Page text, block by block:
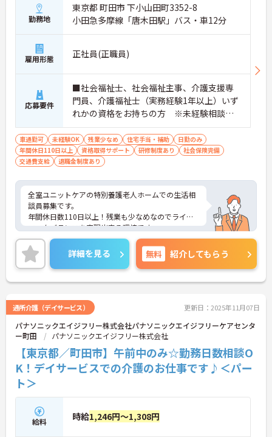
勤務地
東京都 町田市 下小山田町3352-8
小田急多摩線「唐木田駅」バス・車12分
雇用形態 正社員(正職員)
応募要件
■社会福祉士、社会福祉主事、介護支援専
門員、介護福祉士（実務経験1年以上）いず
れかの資格をお持ちの方 ※未経験相談可
能 ■普通自動車運転免許
車通勤可 未経験OK 残業少なめ 住宅手当・補助
日勤のみ
年間休日110日以上
資格取得サポート 研修制度あり
社会保険完備
交通費支給
退職金制度あり
全室ユニットケアの特別養護老人ホームでの生活相
談員募集です。
年間休日数110日以上！残業も少なめなのでライフ
ワークバランスを実現出来る環境です。
アットホームな雰囲気で教育体制が整っているの
で、未経験者でも安心して働けます。
ご興味ある方には、面接のポイントなど、さらに詳
細をお話致しますのでお気軽にご相談ください。
詳細を見る 無料 紹介してもらう
通所介護（デイサービス） 更新日：2025年11月07日
パナソニックエイジフリー株式会社パナソニックエイジフリーケアセンタ
ー町田
パナソニックエイジフリー株式会社
【東京都／町田市】午前中のみ☆勤務日数相談O
K！デイサービスでの介護のお仕事です♪＜パー
ト＞
給料 時給1,246円～1,308円